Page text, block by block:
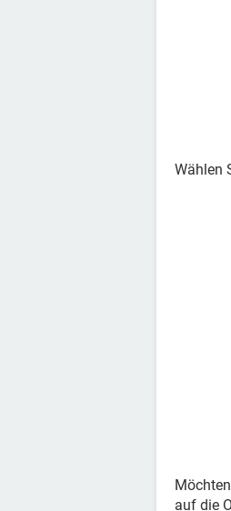
Wählen
auf die